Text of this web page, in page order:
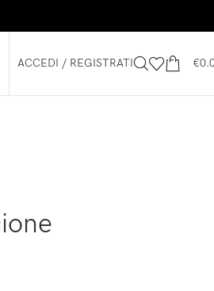
ACCEDI / REGISTRATI €